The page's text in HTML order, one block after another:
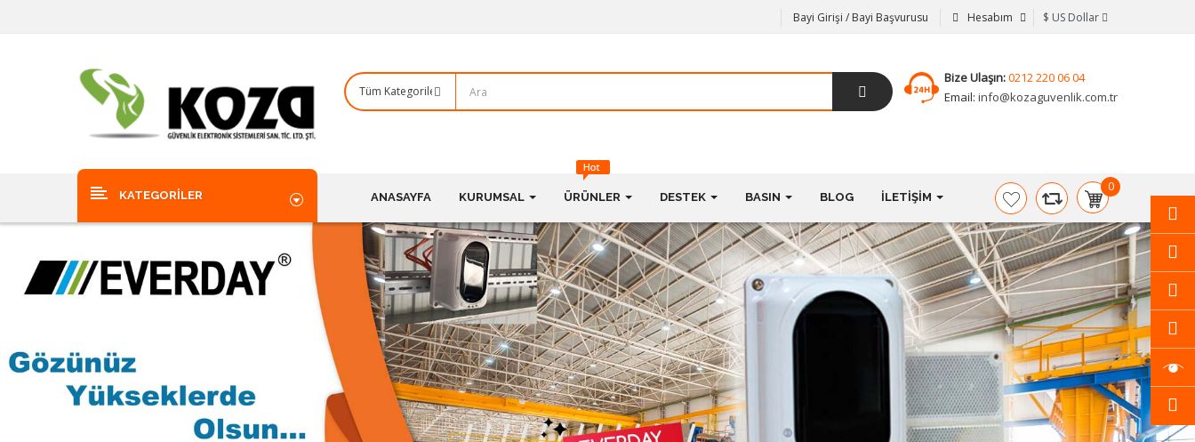
Bayi Girişi / Bayi Başvurusu Hesabım $ US Dollar
Bize Ulaşın:0212 220 06 04
Email: info@kozaguvenlik.com.tr
KATEGORILER ANASAYFA KURUMSAL ÜRÜNLER DESTEK BASIN BLOG İLETIŞIM
0
item(s)
-
$0,00